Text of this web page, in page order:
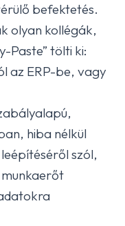
befektetés.
olyan kollégák,
Paste” tölti ki:
az ERP-be, vagy
hiba nélkül
szól,